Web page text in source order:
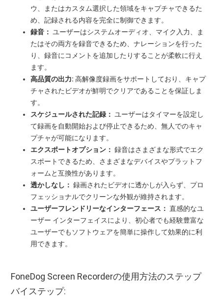
ウ、またはカスタム選択した領域をキャプチャできるた
め、記録される内容を完全に制御できます。
録音： ユーザーはシステムオーディオ、マイク入力、ま
たはその両方を録音できるため、ナレーションを行った
り、録音にコメントを追加したりすることが柔軟に行え
ます。
高品質の出力: 高解像度録画をサポートしており、キャプ
チャされたビデオが鮮明でクリアであることを保証しま
す。
スケジュールされた記録： ユーザーはタイマーを設定し
て録画を自動開始および停止できるため、無人でのキャ
プチャが可能になります。
エクスポートオプション： 録音はさまざまな形式でエク
スポートできるため、さまざまなデバイスやプラットフ
ォームと互換性があります。
透かしなし： 録画されたビデオに透かしが入らず、プロ
フェッショナルでクリーンな外観が維持されます。
ユーザーフレンドリーなインターフェース： 直感的なユ
ーザー インターフェイスにより、初心者でも経験豊富な
ユーザーでもソフトウェアを簡単に操作して効果的に利
用できます。
FoneDog Screen Recorderの使用方法のステップ
バイステップ: